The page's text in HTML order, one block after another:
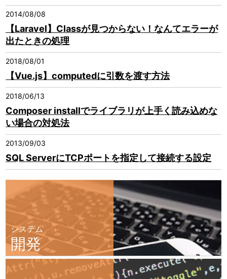
2014/08/08
【Laravel】Classが見つからない！なんてエラーが
出たときの処理
2018/08/01
【Vue.js】computedに引数を渡す方法
2018/06/13
Composer installでライブラリが上手く読み込めな
い場合の対処法
2013/09/03
SQL ServerにTCPポートを指定して接続する設定
システム
開発